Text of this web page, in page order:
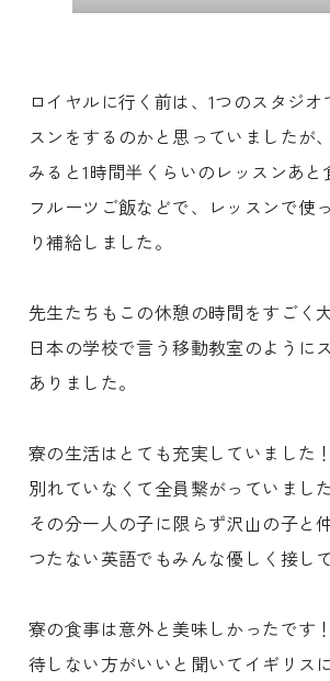
ロイヤルに行く前は、1つのスタジ
スンをするのかと思っていましたが
みると1時間半くらいのレッスンあ
フルーツご飯などで、レッスンで使
り補給しました。
先生たちもこの休憩の時間をすごく
日本の学校で言う移動教室のように
ありました。
寮の生活はとても充実していました
別れていなくて全員繋がっていました
その分一人の子に限らず沢山の子と
つたない英語でもみんな優しく接し
寮の食事は意外と美味しかったです
待しない方がいいと聞いてイギリス